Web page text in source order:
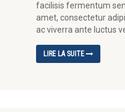
facilisis fermentum
amet, consectetur
ac viverra ante luctus
LIRE LA SUITE